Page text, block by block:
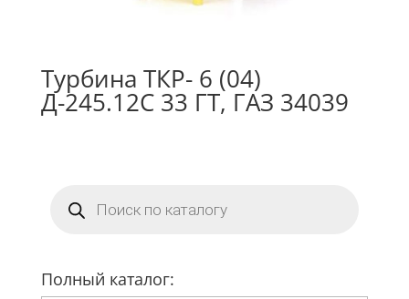
Турбина ТКР- 6 (04)
Д-245.12С 33 ГТ, ГАЗ 34039
товаров
Полный каталог: